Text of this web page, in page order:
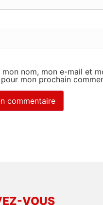
mon nom, mon e-mail et
mon prochain
VOUS